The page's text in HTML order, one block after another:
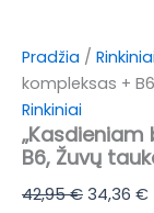
Pradžia /
kompleksas +
Rinkiniai
„Kasdieniam
B6, Žuvų
42,95€ 34,36 €